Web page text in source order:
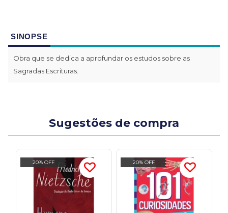
SINOPSE
Obra que se dedica a aprofundar os estudos sobre as
Sagradas Escrituras.
Sugestões de compra
20% OFF 20% OFF